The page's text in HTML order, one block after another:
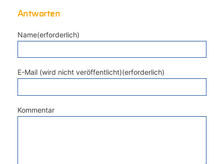
Antworten
Name(erforderlich)
E-Mail (wird nicht veröffentlicht)(erforderlich)
Kommentar